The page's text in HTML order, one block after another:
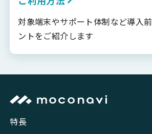
対象端末やサポート体制など導入
ントをご紹介します
特長